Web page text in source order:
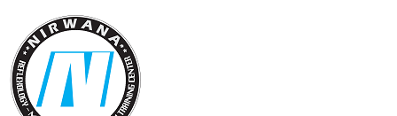
content